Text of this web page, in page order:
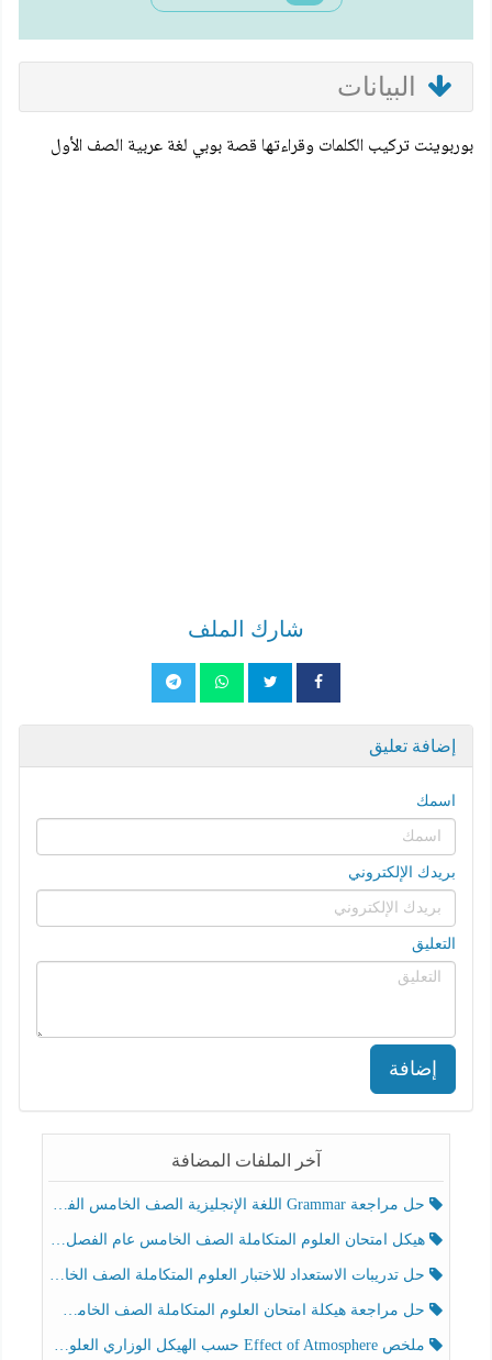
البيانات
بوربوينت تركيب الكلمات وقراءتها قصة بوبي لغة عربية الصف الأول
شارك الملف
إضافة تعليق
اسمك
بريدك الإلكتروني
التعليق
إضافة
آخر الملفات المضافة
حل مراجعة Grammar اللغة الإنجليزية الصف الخامس الفصل الثالث
هيكل امتحان العلوم المتكاملة الصف الخامس عام الفصل الدراسي الثالث 2025-2026
حل تدريبات الاستعداد للاختبار العلوم المتكاملة الصف الخامس عام الفصل الثالث
حل مراجعة هيكلة امتحان العلوم المتكاملة الصف الخامس انسبير الفصل الثالث
ملخص Effect of Atmosphere حسب الهيكل الوزاري العلوم المتكاملة الصف الخامس انسبير الفصل الثالث